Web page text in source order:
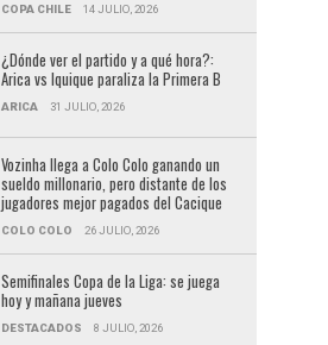
COPA CHILE 14 JULIO, 2026
¿Dónde ver el partido y a qué hora?:
Arica vs Iquique paraliza la Primera B
ARICA 31 JULIO, 2026
Vozinha llega a Colo Colo ganando un
sueldo millonario, pero distante de los
jugadores mejor pagados del Cacique
COLO COLO 26 JULIO, 2026
Semifinales Copa de la Liga: se juega
hoy y mañana jueves
DESTACADOS 8 JULIO, 2026